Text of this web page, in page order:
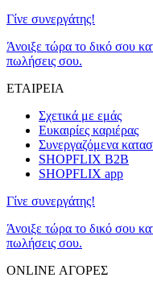
Γίνε συνεργάτης!
Άνοιξε τώρα το δικό σου
πωλήσεις σου.
ΕΤΑΙΡΕΙΑ
Σχετικά με εμάς
Ευκαιρίες καριέρας
Συνεργαζόμενα
SHOPFLIX B2B
SHOPFLIX app
Γίνε συνεργάτης!
Άνοιξε τώρα το δικό σου
πωλήσεις σου.
ONLINE ΑΓΟΡΕΣ